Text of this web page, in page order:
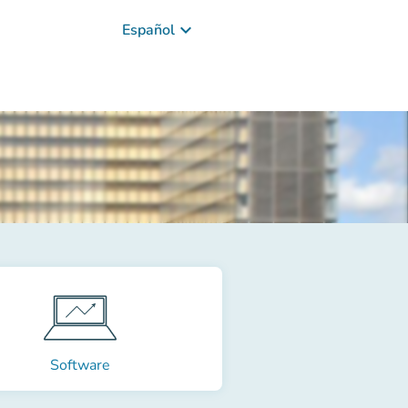
Español keyboard_arrow_down
Software